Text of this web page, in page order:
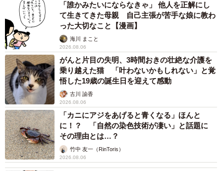
ではピンポンが楽しい「ただいま」の合図になったよう
だ。
「誰かみたいにならなきゃ」 他人を正解にし
て生きてきた母親 自己主張が苦手な娘に教わ
った大切なこと【漫画】
海川 まこと
2026.08.06
がんと片目の失明、3時間おきの壮絶な介護を
乗り越えた猫 「叶わないかもしれない」と覚
悟した19歳の誕生日を迎えて感動
古川 諭香
2026.08.06
「カニにアジをあげると青くなる」ほんと
に！？ 「自然の染色技術が凄い」と話題に
その理由とは…？
竹中 友一（RinToris）
2026.08.06